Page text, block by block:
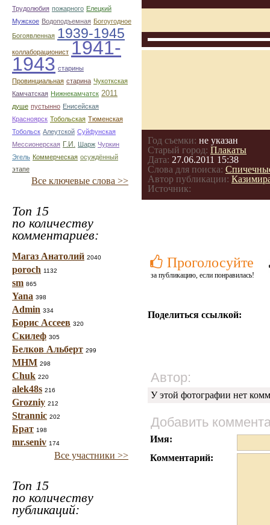
Трудолюбия пожарного Елецкий
Мужское Водоподъемная Богоугодное
Богоявленная 1939-1945
коллаборационист 1941-
1943 старины
Провинциальная старина Чукоткская
Камчатская Нижнекамчатск 2011
душе пустынно Енисейская
Красноярск Тобольская Тюменская
Тобольск Алеутской Суйфунская
Мессионерская Г.И. Шарж Чуркин
Эгель Коммерческая осуждённый
этапе
Все ключевые слова >>
Топ 15
по количеству
комментариев:
Магаз Анатолий 2040
poroch 1132
sm 865
Yana 398
Admin 334
Борис Ассеев 320
Скилеф 305
Белков Альберт 299
МНМ 298
Chuk 220
alek48s 216
Grozniy 212
Strannic 202
Брат 198
mr.seniv 174
Все участники >>
Топ 15
по количеству
публикаций:
Год съемки: не указан
Старый город: Плакаты
Дата: 27.06.2011 15:38
Слова для поиска:
Автор публикации:
Источник:
Проголосуйте
за публикацию, если понравилась!
Поделиться ссылкой:
Автор:
У этой фотографии нет
Добавить
Имя:
Комментарий: